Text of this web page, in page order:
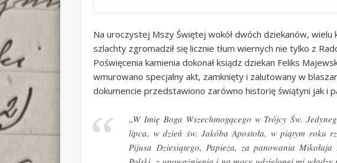
Na uroczystej Mszy Świętej wokół dwóch dziekanów,
szlachty zgromadził się licznie tłum wiernych nie tylko z
Poświęcenia kamienia dokonał ksiądz dziekan Feliks
wmurowano specjalny akt, zamknięty i zalutowany w
dokumencie przedstawiono zarówno historię świątyni jak i
„W Imię Boga Wszechmogącego w Trójcy Św.
lipca, w dzień św. Jakóba Apostoła, w piątym roku
Pijusa Dziesiątego, Papieża, za panowania